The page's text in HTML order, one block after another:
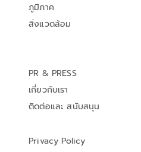
ภูมิภาค
สิ่งแวดล้อม
PR & PRESS
เกี่ยวกับเรา
ติดต่อและ สนับสนุน
Privacy Policy